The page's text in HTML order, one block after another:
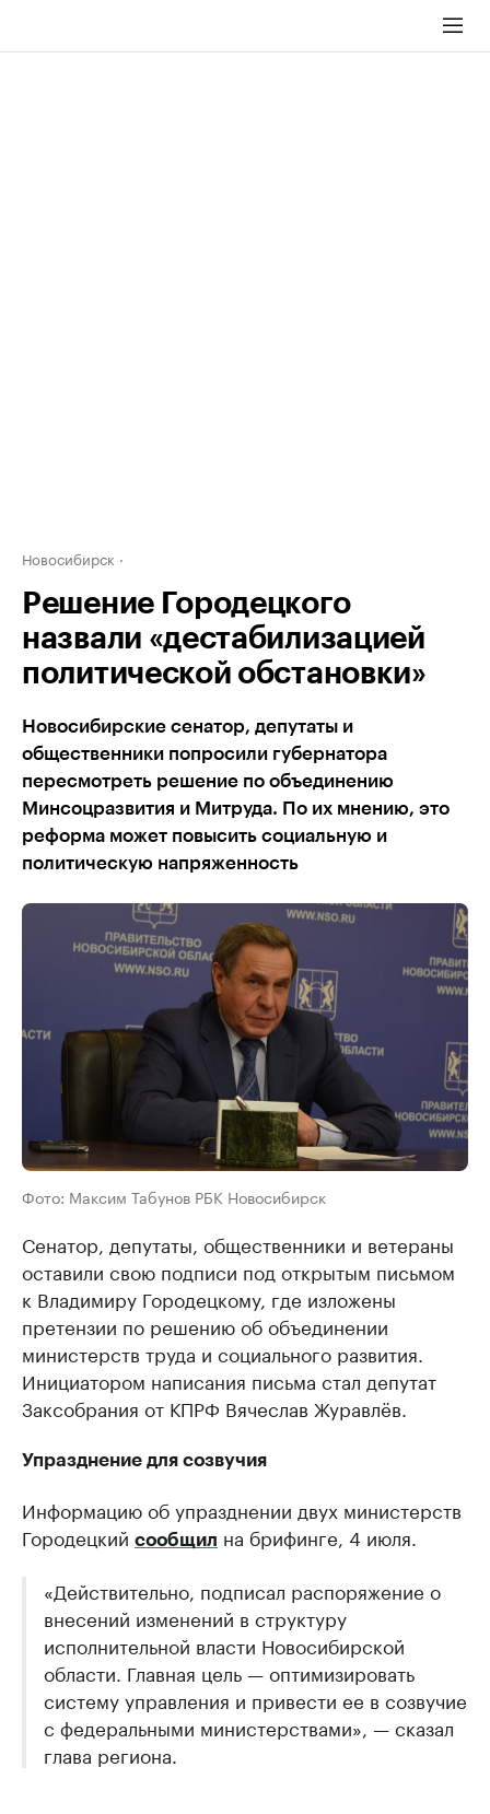
Новосибирск
Решение Городецкого
назвали «дестабилизацией
политической обстановки»
Новосибирские сенатор, депутаты и
общественники попросили губернатора
пересмотреть решение по объединению
Минсоцразвития и Митруда. По их мнению, это
реформа может повысить социальную и
политическую напряженность
Фото: Максим Табунов РБК Новосибирск
Сенатор, депутаты, общественники и ветераны
оставили свою подписи под открытым письмом
к Владимиру Городецкому, где изложены
претензии по решению об объединении
министерств труда и социального развития.
Инициатором написания письма стал депутат
Заксобрания от КПРФ Вячеслав Журавлёв.
Упразднение для созвучия
Информацию об упразднении двух министерств
Городецкий сообщил на брифинге, 4 июля.
«Действительно, подписал распоряжение о
внесений изменений в структуру
исполнительной власти Новосибирской
области. Главная цель — оптимизировать
систему управления и привести ее в созвучие
с федеральными министерствами», — сказал
глава региона.